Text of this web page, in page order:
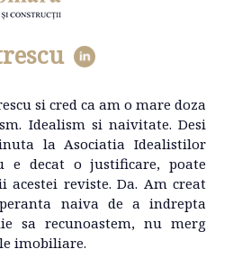
si cred ca am o mare doza
Idealism si naivitate. Desi
la Asociatia Idealistilor
e decat o justificare, poate
acestei reviste. Da. Am creat
naiva de a indrepta
sa recunoastem, nu merg
imobiliare.